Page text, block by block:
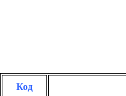
Код